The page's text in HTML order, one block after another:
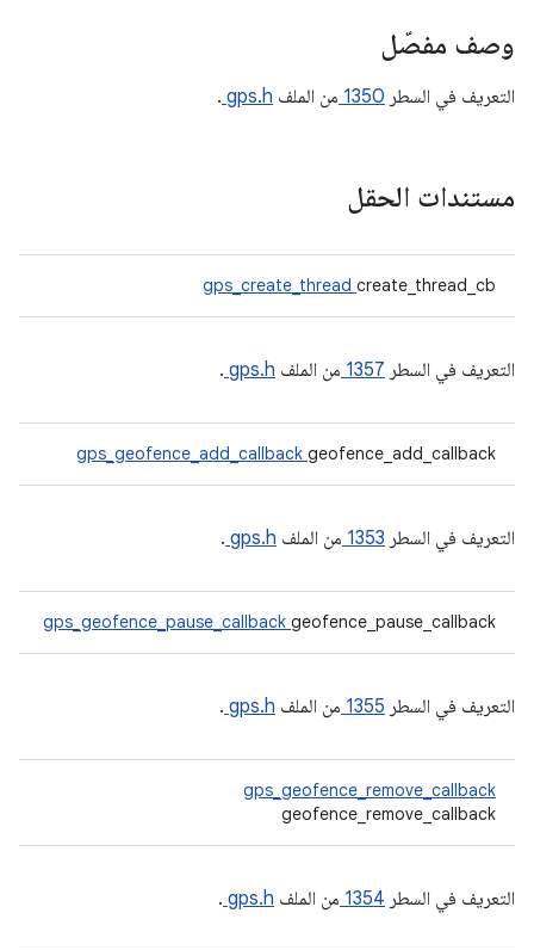
وصف مفصّل
التعريف في السطر 1350 من الملف gps.h
.
مستندات الحقل
gps_create_thread create_thread_cb
التعريف في السطر 1357 من الملف gps.h
.
gps_geofence_add_callback geofence_add_callback
التعريف في السطر 1353 من الملف gps.h
.
gps_geofence_pause_callback geofence_pause_callback
التعريف في السطر 1355 من الملف gps.h
.
gps_geofence_remove_callback
geofence_remove_callback
التعريف في السطر 1354 من الملف gps.h
.